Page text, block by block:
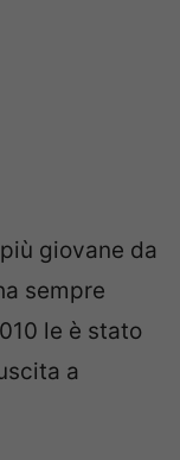
giovane da
sempre
le è stato
a